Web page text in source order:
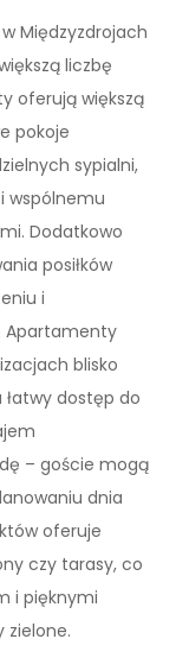
Międzyzdrojach
liczbę
oferują większą
pokoje
sypialni,
wspólnemu
Dodatkowo
posiłków
i
Apartamenty
blisko
dostęp do
– goście mogą
dnia
oferuje
czy tarasy, co
i pięknymi
zielone.